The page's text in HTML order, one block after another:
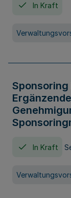
In Kraft
Sponsoring
In Kraft